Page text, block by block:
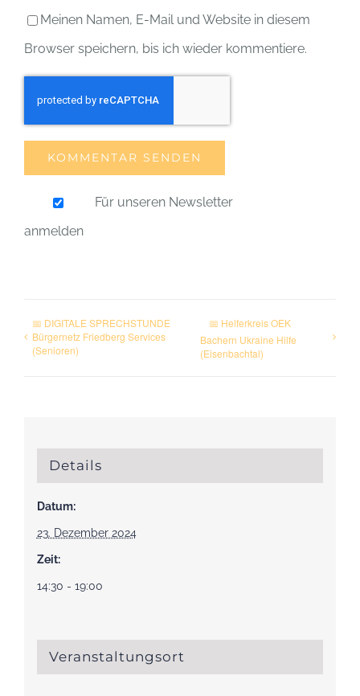
Meinen Namen, E-Mail und Website in diesem
Browser speichern, bis ich wieder kommentiere.
Für unseren Newsletter
anmelden
📅 DIGITALE SPRECHSTUNDE
Bürgernetz Friedberg Services
(Senioren)
📅 Helferkreis OEK
Bachern Ukraine Hilfe
(Eisenbachtal)
Details
Datum:
23. Dezember 2024
Zeit:
14:30 - 19:00
Veranstaltungsort